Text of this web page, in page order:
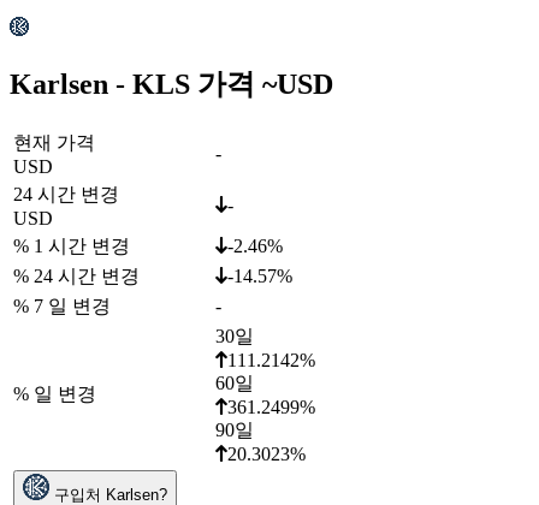
Karlsen - KLS 가격 ~USD
현재 가격
USD
-
24 시간 변경
USD
-
% 1 시간 변경
-2.46%
% 24 시간 변경
-14.57%
% 7 일 변경
-
% 일 변경
30일
111.2142%
60일
361.2499%
90일
20.3023%
구입처 Karlsen?